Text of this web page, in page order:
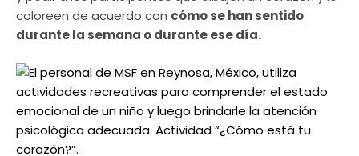
coloreen de acuerdo con cómo se han sentido
durante la semana o durante ese día.